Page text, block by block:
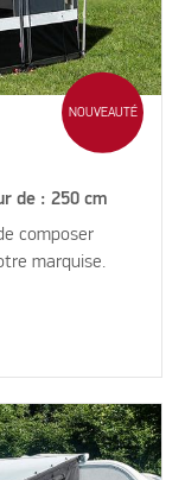
NOUVEAUTÉ
de : 250 cm
composer
marquise.